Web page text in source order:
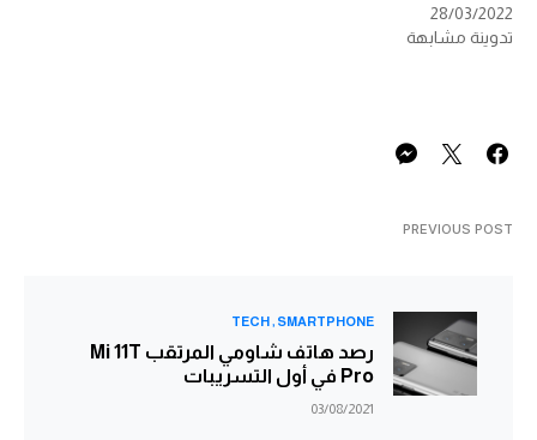
28/03/2022
تدوينة مشابهة
PREVIOUS POST
SMARTPHONE
TECH
رصد هاتف شاومي المرتقب Mi 11T
Pro في أول التسريبات
03/08/2021